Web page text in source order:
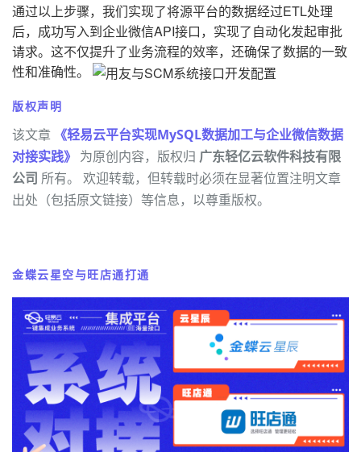
通过以上步骤，我们实现了将源平台的数据经过ETL处理
后，成功写入到企业微信API接口，实现了自动化发起审批
请求。这不仅提升了业务流程的效率，还确保了数据的一致
性和准确性。
版权声明
该文章 《轻易云平台实现MySQL数据加工与企业微信数据
对接实践》 为原创内容，版权归 广东轻亿云软件科技有限
公司 所有。 欢迎转载，但转载时必须在显著位置注明文章
出处（包括原文链接）等信息，以尊重版权。
金蝶云星空与旺店通打通